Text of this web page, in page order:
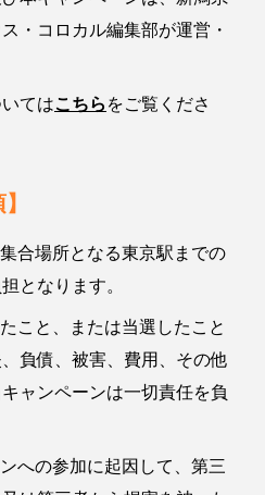
・コロカル編集部が運営・
てはこちら をご覧くださ
合場所となる東京駅までの
となります。
こと、または当選したこと
負債、被害、費用、その他
ャンペーンは一切責任を負
への参加に起因して、第三